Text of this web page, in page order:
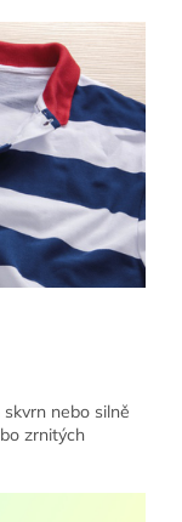
nebo silně
zrnitých